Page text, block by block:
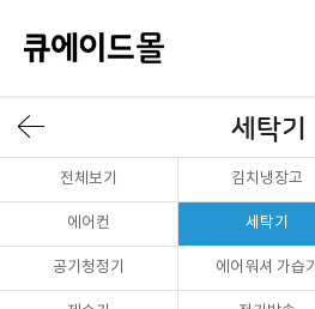
세탁기
전체보기 김치냉장고
에어컨 세탁기
공기청정기 에어워셔 가습기